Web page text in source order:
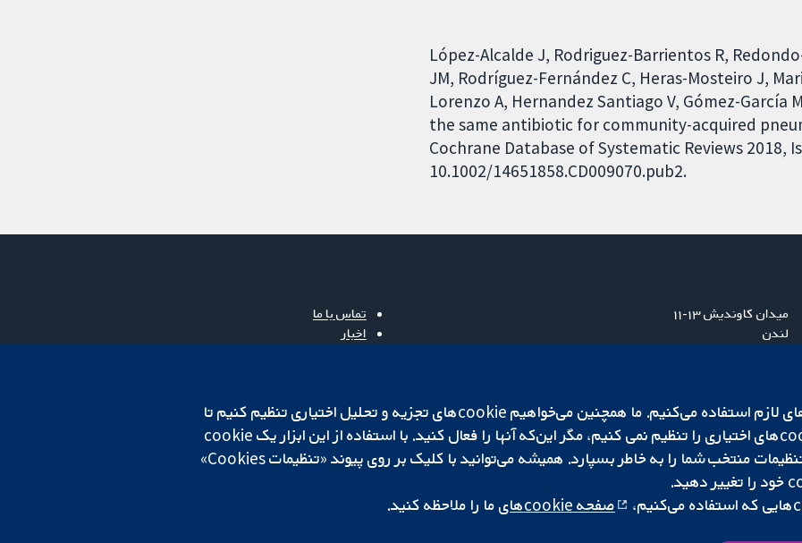
López-Alcalde J, Rodriguez-Barrientos R,
JM, Rodríguez-Fernández C, Heras-Mosteiro J,
Lorenzo A, Hernandez Santiago V, Gómez-
the same antibiotic for community-acquired
Cochrane Database of Systematic Reviews 2018,
10.1002/14651858.CD009070.pub2.
میدان کاوندیش ۱۳-۱۱
لندن
تماس با ما
اخبار
Cochrane Library
کپی‌رایت © ۲۰۲۵ همکاری کاکرین تنظیمات کوکی
ما برای کارکردن وب‌گاه از cookie‌های لازم استفاده می‌کنیم. ما همچنین می‌خواهیم cookie‌های تجزیه و تحلیل اختیاری تنظیم کنیم تا
روی دستگاه شما تنظیم می‌شود تا تنظیمات منتخب شما را به خاطر بسپارد. همیشه می‌توانید با کلیک بر روی پیوند «تنظیمات Cookies»
صفحه cookie‌های ما را ملاحظه کنید.